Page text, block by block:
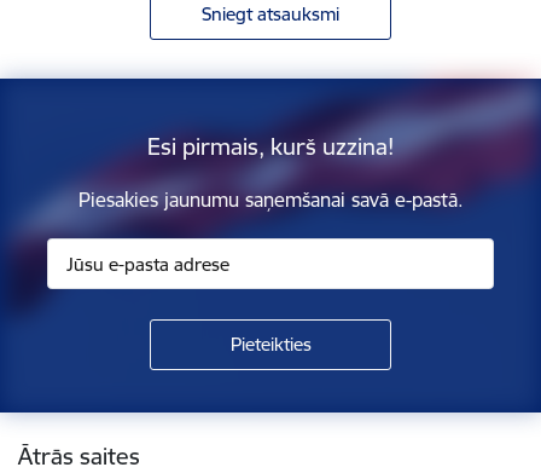
Sniegt atsauksmi
Esi pirmais, kurš uzzina!
Piesakies jaunumu saņemšanai savā e-pastā.
Kājene
Ātrās saites